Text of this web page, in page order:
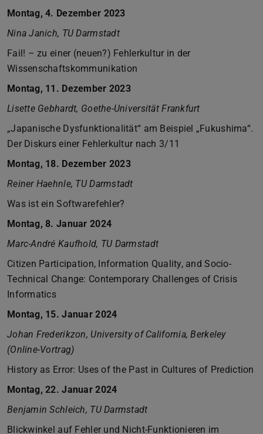
Montag, 4. Dezember 2023
Nina Janich, TU Darmstadt
Fail! – zu einer (neuen?) Fehlerkultur in der
Wissenschaftskommunikation
Montag, 11. Dezember 2023
Lisette Gebhardt, Goethe-Universität Frankfurt
„Japanische Dysfunktionalität“ am Beispiel „Fukushima“.
Der Diskurs einer Fehlerkultur nach 3/11
Montag, 18. Dezember 2023
Reiner Haehnle, TU Darmstadt
Was ist ein Softwarefehler?
Montag, 8. Januar 2024
Marc-André Kaufhold, TU Darmstadt
Citizen Participation, Information Quality, and Socio-
Technical Change: Contemporary Challenges of Crisis
Informatics
Montag, 15. Januar 2024
Johan Frederikzon, University of California, Berkeley
(Online-Vortrag)
History as Error: Uses of the Past in Cultures of Prediction
Montag, 22. Januar 2024
Benjamin Schleich, TU Darmstadt
Blickwinkel auf Fehler und Nicht-Funktionieren im